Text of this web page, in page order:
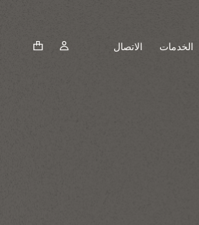
الخدمات الاتصال